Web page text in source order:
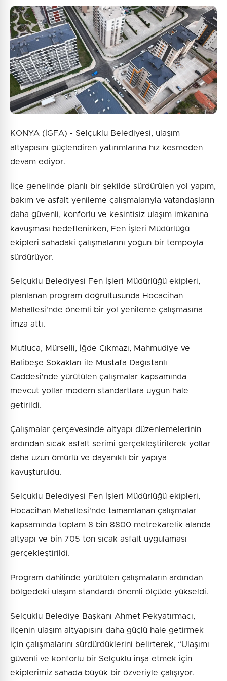
0/2000
Güvenlik Sorusu:
8 + 5 = ?
Gönder
KONYA (İGFA) - Selçuklu Belediyesi, ulaşım
altyapısını güçlendiren yatırımlarına hız kesmeden
devam ediyor.
İlçe genelinde planlı bir şekilde sürdürülen yol yapım,
bakım ve asfalt yenileme çalışmalarıyla vatandaşların
daha güvenli, konforlu ve kesintisiz ulaşım imkanına
kavuşması hedeflenirken, Fen İşleri Müdürlüğü
ekipleri sahadaki çalışmalarını yoğun bir tempoyla
sürdürüyor.
Selçuklu Belediyesi Fen İşleri Müdürlüğü ekipleri,
planlanan program doğrultusunda Hocacihan
Mahallesi'nde önemli bir yol yenileme çalışmasına
imza attı.
Mutluca, Mürselli, İğde Çıkmazı, Mahmudiye ve
Balibeşe Sokakları ile Mustafa Dağıstanlı
Caddesi'nde yürütülen çalışmalar kapsamında
mevcut yollar modern standartlara uygun hale
getirildi.
Çalışmalar çerçevesinde altyapı düzenlemelerinin
ardından sıcak asfalt serimi gerçekleştirilerek yollar
daha uzun ömürlü ve dayanıklı bir yapıya
kavuşturuldu.
Selçuklu Belediyesi Fen İşleri Müdürlüğü ekipleri,
Hocacihan Mahallesi'nde tamamlanan çalışmalar
kapsamında toplam 8 bin 8800 metrekarelik alanda
altyapı ve bin 705 ton sıcak asfalt uygulaması
gerçekleştirildi.
Program dahilinde yürütülen çalışmaların ardından
bölgedeki ulaşım standardı önemli ölçüde yükseldi.
Selçuklu Belediye Başkanı Ahmet Pekyatırmacı,
ilçenin ulaşım altyapısını daha güçlü hale getirmek
için çalışmalarını sürdürdüklerini belirterek, “Ulaşımı
güvenli ve konforlu bir Selçuklu inşa etmek için
ekiplerimiz sahada büyük bir özveriyle çalışıyor.